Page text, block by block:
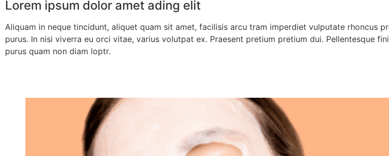
Lorem ipsum dolor amet ading elit
Aliquam in neque tincidunt, aliquet quam sit amet, facilisis arcu tram imperdiet vulputate rhoncus
purus. In nisi viverra eu orci vitae, varius volutpat ex. Praesent pretium pretium dui. Pellentesque
purus quam non diam loptr.